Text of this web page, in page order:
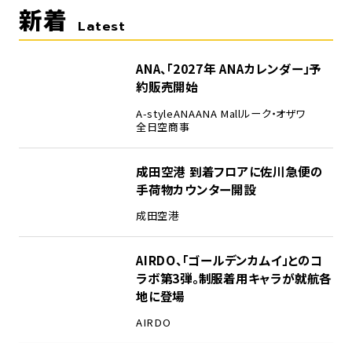
新着 Latest
ANA、「2027年 ANAカレンダー」予
約販売開始
A-styleANAANA Mallルーク・オザワ
全日空商事
成田空港 到着フロアに佐川急便の
手荷物カウンター開設
成田空港
AIRDO、「ゴールデンカムイ」とのコ
ラボ第3弾。制服着用キャラが就航各
地に登場
AIRDO